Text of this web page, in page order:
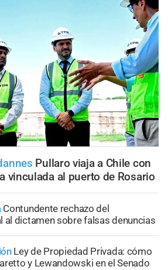
Pullaro viaja a Chile con
vinculada al puerto de Rosario
Contundente rechazo del
al dictamen sobre falsas denuncias
Ley de Propiedad Privada: cómo
y Lewandowski en el Senado